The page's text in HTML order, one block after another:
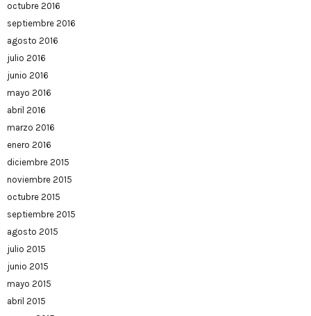
octubre 2016
septiembre 2016
agosto 2016
julio 2016
junio 2016
mayo 2016
abril 2016
marzo 2016
enero 2016
diciembre 2015
noviembre 2015
octubre 2015
septiembre 2015
agosto 2015
julio 2015
junio 2015
mayo 2015
abril 2015